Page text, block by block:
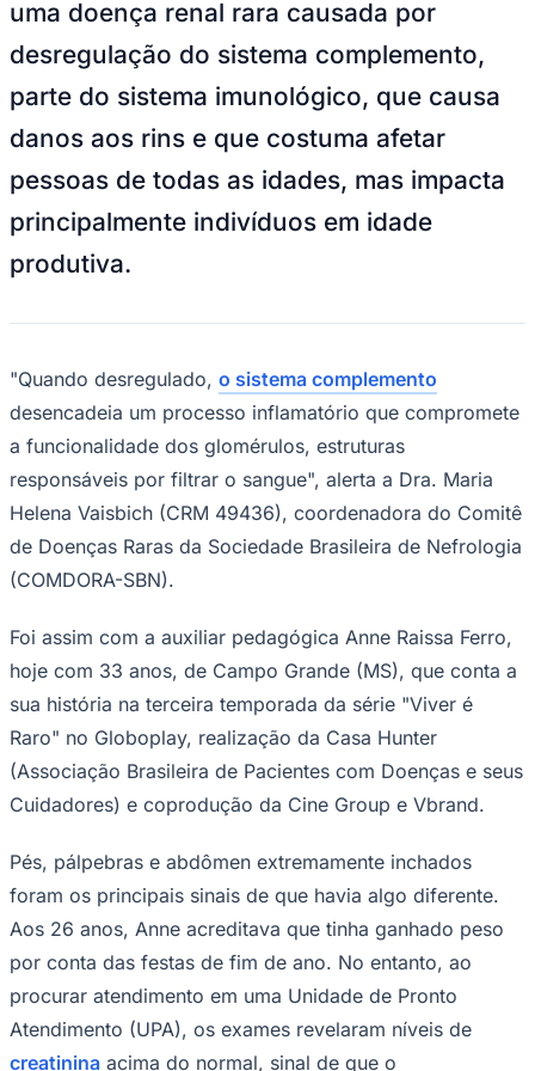
NBA
Fórmula 1
UFC
Tênis (ATP)
NHL
Vôlei
Competições de Futebol
Paulistão
Libertadores
Sul-Americana
Copa América
Champions League
Premier League
La Liga
Mundial 2026
Times - Ir direto
uma doença renal rara causada por
desregulação do sistema complemento,
parte do sistema imunológico, que causa
danos aos rins e que costuma afetar
pessoas de todas as idades, mas impacta
principalmente indivíduos em idade
produtiva.
"Quando desregulado, o sistema complemento
desencadeia um processo inflamatório que compromete
a funcionalidade dos glomérulos, estruturas
responsáveis por filtrar o sangue", alerta a Dra. Maria
Helena Vaisbich (CRM 49436), coordenadora do Comitê
de Doenças Raras da Sociedade Brasileira de Nefrologia
(COMDORA-SBN).
Foi assim com a auxiliar pedagógica Anne Raissa Ferro,
hoje com 33 anos, de Campo Grande (MS), que conta a
sua história na terceira temporada da série "Viver é
Raro" no Globoplay, realização da Casa Hunter
(Associação Brasileira de Pacientes com Doenças e seus
Cuidadores) e coprodução da Cine Group e Vbrand.
Pés, pálpebras e abdômen extremamente inchados
foram os principais sinais de que havia algo diferente.
Aos 26 anos, Anne acreditava que tinha ganhado peso
por conta das festas de fim de ano. No entanto, ao
procurar atendimento em uma Unidade de Pronto
Atendimento (UPA), os exames revelaram níveis de
creatinina acima do normal, sinal de que o